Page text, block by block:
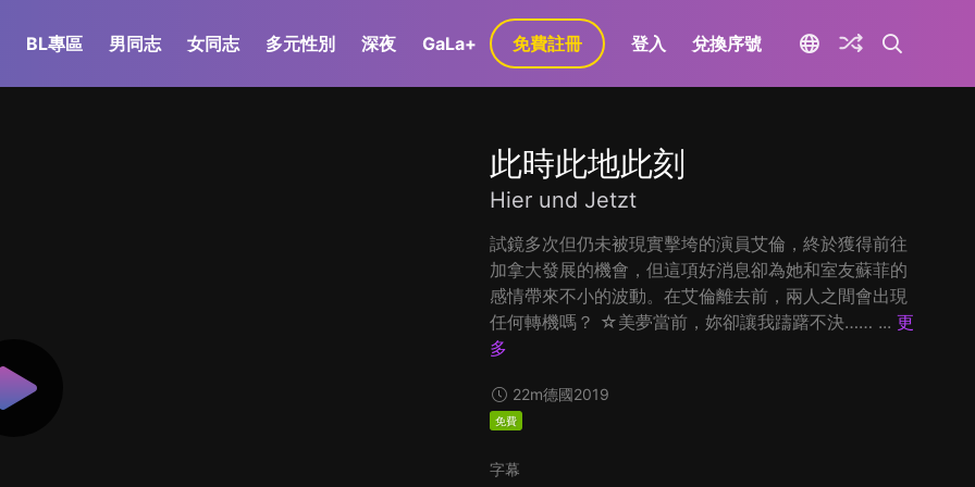
BL專區 男同志 女同志 多元性別 深夜 GaLa+ 免費註冊 登入 兌換序號
此時此地此刻
Hier und Jetzt
試鏡多次但仍未被現實擊垮的演員艾倫，終於獲得前往
加拿大發展的機會，但這項好消息卻為她和室友蘇菲的
感情帶來不小的波動。在艾倫離去前，兩人之間會出現
任何轉機嗎？ ☆美夢當前，妳卻讓我躊躇不決…… ... 更
多
22m德國2019
免費
字幕